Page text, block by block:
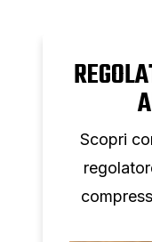
Scopri